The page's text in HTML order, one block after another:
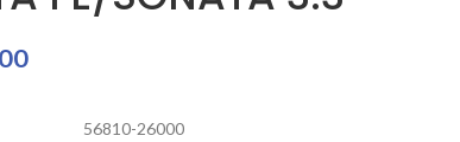
56810-26000